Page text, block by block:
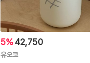
5% 42,750
유오코